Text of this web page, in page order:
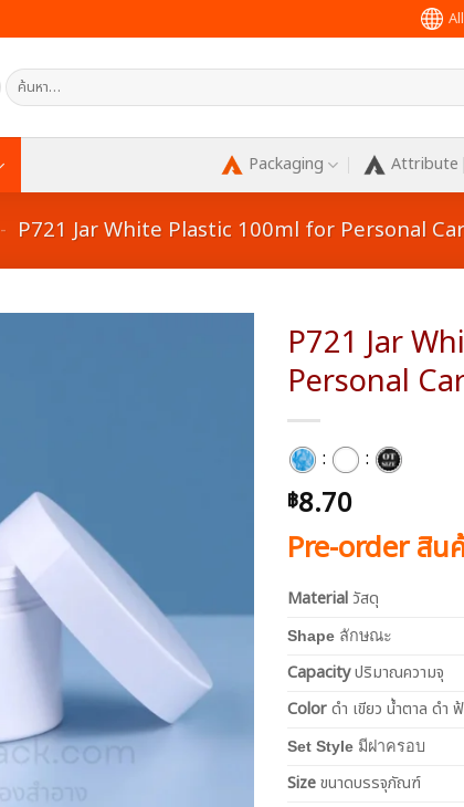
ค้นหา:
Packaging Attribute
- P721 Jar White Plastic 100ml for Personal
P721 Jar
Personal
: :
฿8.70
Pre-order สิน
Material วัสดุ
Shape ลักษณะ
Capacityปริมาณความจุ
Colorดำ เขียว น้ำตาล ดำ
Set Style มีฝาครอบ
Sizeขนาดบรรจุภัณฑ์